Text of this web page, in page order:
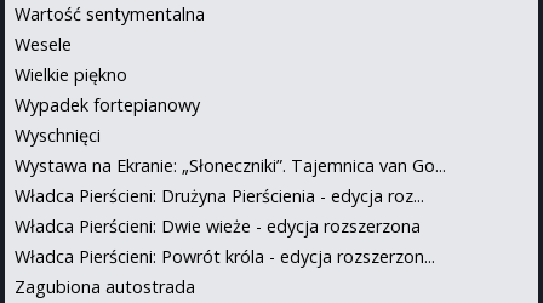
Wartość sentymentalna
Wesele
Wielkie piękno
Wypadek fortepianowy
Wyschnięci
Wystawa na Ekranie: „Słoneczniki”. Tajemnica van Go...
Władca Pierścieni: Drużyna Pierścienia - edycja roz...
Władca Pierścieni: Dwie wieże - edycja rozszerzona
Władca Pierścieni: Powrót króla - edycja rozszerzon...
Zagubiona autostrada